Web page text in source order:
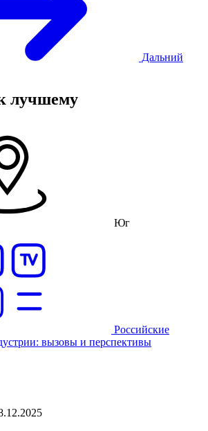
Дальний
лучшему
Юг
Российские
вызовы и перспективы